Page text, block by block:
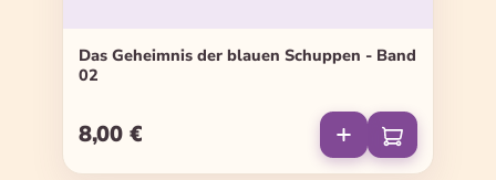
Das Geheimnis der blauen Schuppen - Band
02
Regulärer Preis:
8,00 €